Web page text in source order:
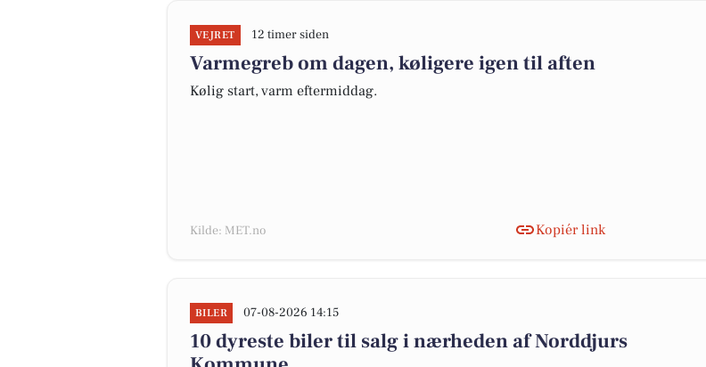
VEJRET 12 timer siden
Varmegreb om dagen, køligere igen til aften
Kølig start, varm eftermiddag.
Kilde: MET.no Kopiér link
BILER 07-08-2026 14:15
10 dyreste biler til salg i nærheden af Norddjurs